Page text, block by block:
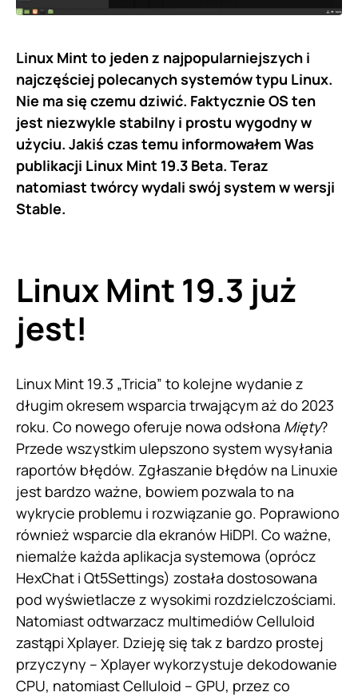
Linux Mint to jeden z najpopularniejszych i
najczęściej polecanych systemów typu Linux.
Nie ma się czemu dziwić. Faktycznie OS ten
jest niezwykle stabilny i prostu wygodny w
użyciu. Jakiś czas temu informowałem Was
publikacji Linux Mint 19.3 Beta. Teraz
natomiast twórcy wydali swój system w wersji
Stable.
Linux Mint 19.3 już
jest!
Linux Mint 19.3 „Tricia” to kolejne wydanie z
długim okresem wsparcia trwającym aż do 2023
roku. Co nowego oferuje nowa odsłona Mięty?
Przede wszystkim ulepszono system wysyłania
raportów błędów. Zgłaszanie błędów na Linuxie
jest bardzo ważne, bowiem pozwala to na
wykrycie problemu i rozwiązanie go. Poprawiono
również wsparcie dla ekranów HiDPI. Co ważne,
niemalże każda aplikacja systemowa (oprócz
HexChat i Qt5Settings) została dostosowana
pod wyświetlacze z wysokimi rozdzielczościami.
Natomiast odtwarzacz multimediów Celluloid
zastąpi Xplayer. Dzieję się tak z bardzo prostej
przyczyny – Xplayer wykorzystuje dekodowanie
CPU, natomiast Celluloid – GPU, przez co